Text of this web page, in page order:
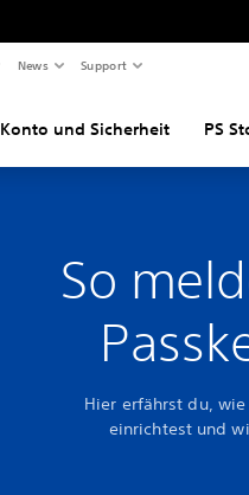
News Support
Konto und Sicherheit PS
So
Hier erfährst du,
einrichtest und